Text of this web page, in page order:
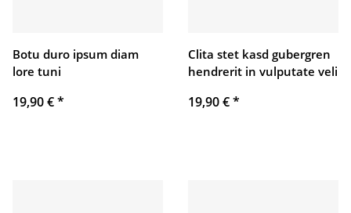
Botu duro ipsum diam
lore tuni
19,90 €*
Clita stet kasd gubergren
hendrerit in vulputate veli
19,90 €*